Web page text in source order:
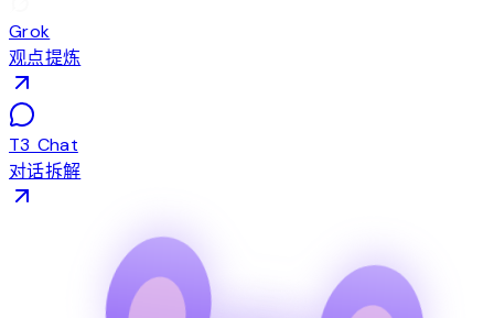
Grok
观点提炼
T3 Chat
对话拆解